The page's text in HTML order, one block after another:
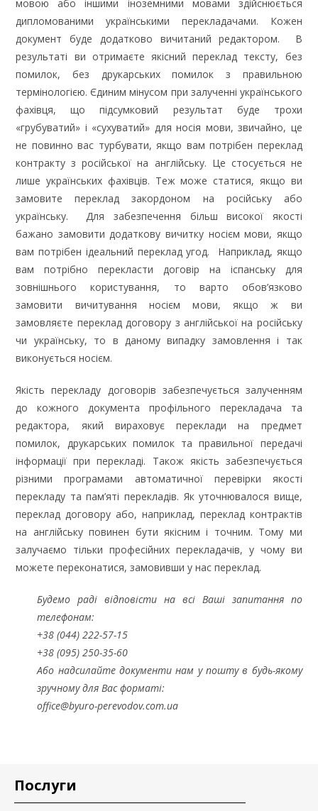
мовою або іншими іноземними мовами здійснюється
дипломованими українськими перекладачами. Кожен
документ буде додатково вичитаний редактором. В
результаті ви отримаєте якісний переклад тексту, без
помилок, без друкарських помилок з правильною
термінологією. Єдиним мінусом при залученні українського
фахівця, що підсумковий результат буде трохи
«грубуватий» і «сухуватий» для носія мови, звичайно, це
не повинно вас турбувати, якщо вам потрібен переклад
контракту з російської на англійську. Це стосується не
лише українських фахівців. Теж може статися, якщо ви
замовите переклад закордоном на російську або
українську. Для забезпечення більш високої якості
бажано замовити додаткову вичитку носієм мови, якщо
вам потрібен ідеальний переклад угод. Наприклад, якщо
вам потрібно перекласти договір на іспанську для
зовнішнього користування, то варто обов’язково
замовити вичитування носієм мови, якщо ж ви
замовляєте переклад договору з англійської на російську
чи українську, то в даному випадку замовлення і так
виконується носієм.
Якість перекладу договорів забезпечується залученням
до кожного документа профільного перекладача та
редактора, який вираховує переклади на предмет
помилок, друкарських помилок та правильної передачі
інформації при перекладі. Також якість забезпечується
різними програмами автоматичної перевірки якості
перекладу та пам’яті перекладів. Як уточнювалося вище,
переклад договору або, наприклад, переклад контрактів
на англійську повинен бути якісним і точним. Тому ми
залучаємо тільки професійних перекладачів, у чому ви
можете переконатися, замовивши у нас переклад.
Будемо раді відповісти на всі Ваші запитання по
телефонам:
+38 (044) 222-57-15
+38 (095) 250-35-60
Або надсилайте документи нам у пошту в будь-якому
зручному для Вас форматі:
office@byuro-perevodov.com.ua
Послуги